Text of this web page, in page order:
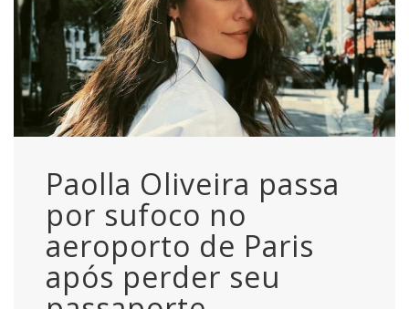
Paolla Oliveira passa
por sufoco no
aeroporto de Paris
após perder seu